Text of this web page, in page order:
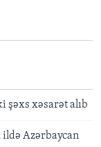
şəxs xəsarət alıb
Azərbaycan